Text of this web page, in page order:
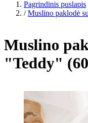
Pagrindinis puslapis
/ Muslino paklodė
Muslino
"Teddy"